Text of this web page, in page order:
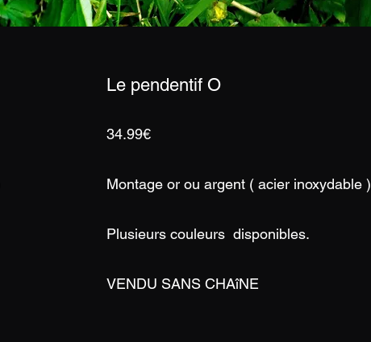
Le pendentif O
34.99€
Montage or ou argent ( acier inoxydable )
Plusieurs couleurs disponibles.
VENDU SANS CHAîNE